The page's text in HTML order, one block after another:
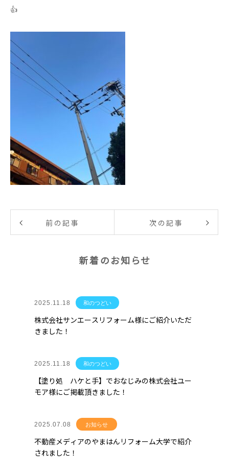
👍
前の記事 次の記事
新着のお知らせ
2025.11.18 和のつどい
株式会社サンエースリフォーム様にご紹介いただ
きました！
2025.11.18 和のつどい
【塗り処 ハケと手】でおなじみの株式会社ユー
モア様にご掲載頂きました！
2025.07.08 お知らせ
不動産メディアのやまはんリフォーム大学で紹介
されました！